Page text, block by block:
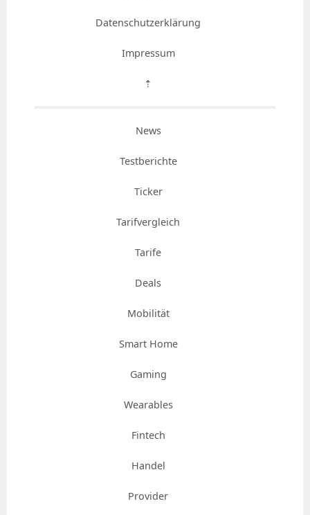
Datenschutzerklärung
Impressum
⇡
News
Testberichte
Ticker
Tarifvergleich
Tarife
Deals
Mobilität
Smart Home
Gaming
Wearables
Fintech
Handel
Provider